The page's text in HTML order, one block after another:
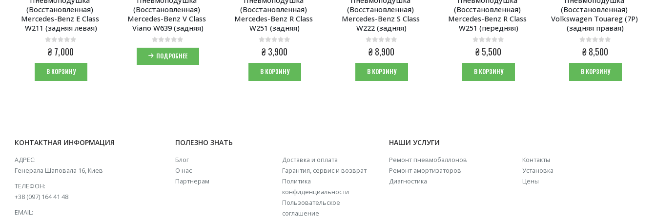
(Восстановленная)
Mercedes-Benz E Class
W211 (задняя левая)
0из 5
₴7,000
В КОРЗИНУ
(Восстановленная)
Mercedes-Benz V Class
Viano W639 (задняя)
0из 5
ПОДРОБНЕЕ
(Восстановленная)
Mercedes-Benz R Class
W251 (задняя)
0из 5
₴3,900
В КОРЗИНУ
(Восстановленная)
Mercedes-Benz S Class
W222 (задняя)
0из 5
₴8,900
В КОРЗИНУ
(Восстановленная)
Mercedes-Benz R Class
W251 (передняя)
0из 5
₴5,500
В КОРЗИНУ
(Восстановленная)
Volkswagen Touareg (7P)
(задняя правая)
0из 5
₴8,500
В КОРЗИНУ
КОНТАКТНАЯ ИНФОРМАЦИЯ
АДРЕС:
Генерала Шаповала 16, Киев
ТЕЛЕФОН:
+38 (097) 164 41 48
EMAIL:
ПОЛЕЗНО ЗНАТЬ
Блог
О нас
Партнерам
Доставка и оплата
Гарантия, сервис и возврат
Политика
конфиденциальности
Пользовательское
соглашение
НАШИ УСЛУГИ
Ремонт пневмобаллонов
Ремонт амортизаторов
Диагностика
Контакты
Установка
Цены